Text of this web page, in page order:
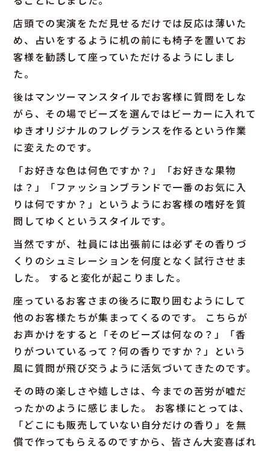
店頭での実演をただ見せるだけでは反応は薄いた
め、占いをするように机の前にも椅子を置いてお
客様を勧誘して座っていただけるようにしまし
た。
後はマンツーマンスタイルでお客様に質問をしな
がら、その場でビーズを選んではビーカーに入れて
ゆきオリジナルのフレグランスを作るという作業
に変えたのです。
「お好きな色は何色ですか？」「お好きな果物
は？」「ファッションブランドで一番のお気に入
りは何ですか？」というようにお客様の嗜好を質
問してゆくというスタイルです。
当然ですが、社員には出張前には必ずその香りづ
くりのシュミレーションを何度となく試行させま
した。 すると変化が起こりました。
座っているお客さまの後ろに取り囲むようにして
他のお客様たちが集まってくるのです。 こちらが
お声かけをすると「そのビーズは何なの？」「香
りがついているって？何の香りですか？」という
風に質問が飛び交うように活気づいてきたのです。
その時の楽しさや嬉しさは、今までの苦労が嘘だ
ったかのように感じました。 お客様にとっては、
「どこにも販売していない自分だけの香り」を無
償で作ってもらえるのですから、皆さん大変喜ばれ